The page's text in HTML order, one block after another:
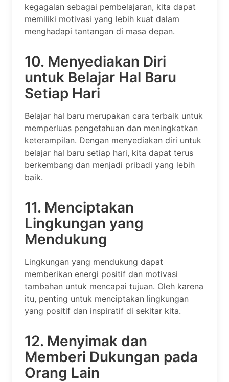
kegagalan sebagai pembelajaran, kita dapat
memiliki motivasi yang lebih kuat dalam
menghadapi tantangan di masa depan.
10. Menyediakan Diri
untuk Belajar Hal Baru
Setiap Hari
Belajar hal baru merupakan cara terbaik untuk
memperluas pengetahuan dan meningkatkan
keterampilan. Dengan menyediakan diri untuk
belajar hal baru setiap hari, kita dapat terus
berkembang dan menjadi pribadi yang lebih
baik.
11. Menciptakan
Lingkungan yang
Mendukung
Lingkungan yang mendukung dapat
memberikan energi positif dan motivasi
tambahan untuk mencapai tujuan. Oleh karena
itu, penting untuk menciptakan lingkungan
yang positif dan inspiratif di sekitar kita.
12. Menyimak dan
Memberi Dukungan pada
Orang Lain